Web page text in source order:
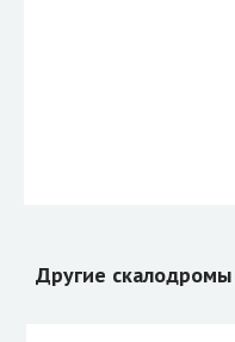
Другие